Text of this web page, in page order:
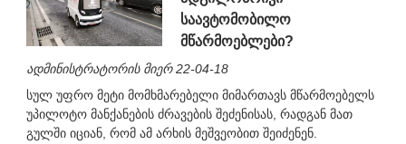
საავტომობილო
მწარმოებლები?
ადმინისტრატორის მიერ 22-04-18
სულ უფრო მეტი მომხმარებელი მიმართავს მწარმოებელს
უპილოტო მანქანების ძრავების შეძენისას, რადგან მათ
გულში იციან, რომ ამ არხის მეშვეობით შეიძენენ.